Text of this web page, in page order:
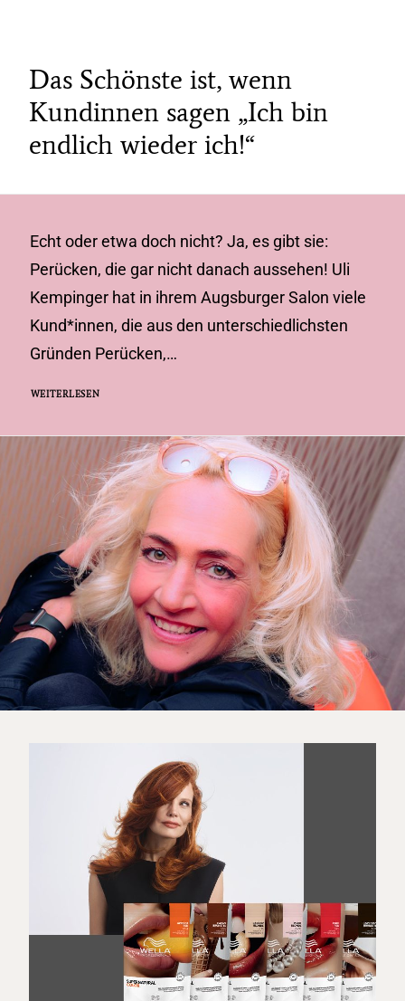
Das Schönste ist, wenn
Kundinnen sagen „Ich bin
endlich wieder ich!“
Echt oder etwa doch nicht? Ja, es gibt sie:
Perücken, die gar nicht danach aussehen! Uli
Kempinger hat in ihrem Augsburger Salon viele
Kund*innen, die aus den unterschiedlichsten
Gründen Perücken,…
WEITERLESEN